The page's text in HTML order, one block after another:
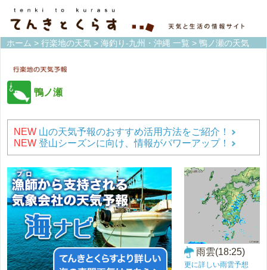
ホーム > 行楽地の天気 > 海釣り-九州・沖縄 一覧 > 鴨ノ瀬の天気
鴨ノ瀬
NEW 山の天気予報のおすすめ活用方法をご紹介！
NEW 登山シーズンに向け、情報がパワーアップ！
雨雲(18:25)
更に詳しい雨雲予想